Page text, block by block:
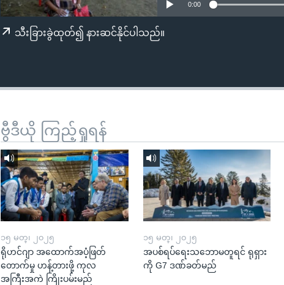
0:00
သီးခြားခွဲထုတ်၍ နားဆင်နိုင်ပါသည်။
ဗွီဒီယို ကြည့်ရှုရန်
၁၅ မတ္၊ ၂၀၂၅
ရိုဟင်ဂျာ အထောက်အပံ့ဖြတ်
တောက်မှု ဟန့်တားဖို့ ကုလ
အကြီးအကဲ ကြိုးပမ်းမည်
၁၅ မတ္၊ ၂၀၂၅
အပစ်ရပ်ရေးသဘောမတူရင် ရုရှား
ကို G7 ဒဏ်ခတ်မည်